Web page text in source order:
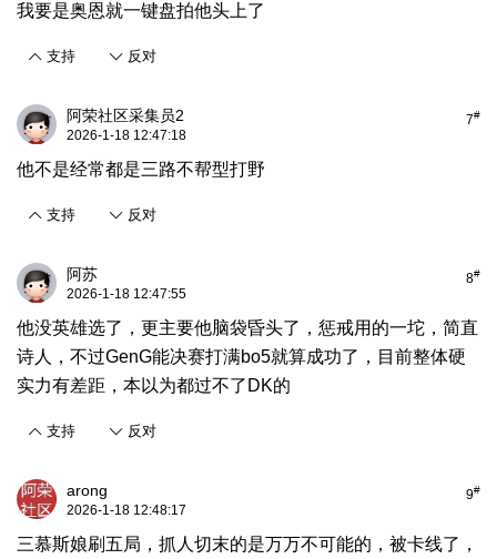
我要是奥恩就一键盘拍他头上了
支持 反对
7#
阿荣社区采集员2
2026-1-18 12:47:18
他不是经常都是三路不帮型打野
支持 反对
8#
阿苏
2026-1-18 12:47:55
他没英雄选了，更主要他脑袋昏头了，惩戒用的一坨，简直
诗人，不过GenG能决赛打满bo5就算成功了，目前整体硬
实力有差距，本以为都过不了DK的
支持 反对
9#
arong
2026-1-18 12:48:17
三慕斯娘刷五局，抓人切末的是万万不可能的，被卡线了，